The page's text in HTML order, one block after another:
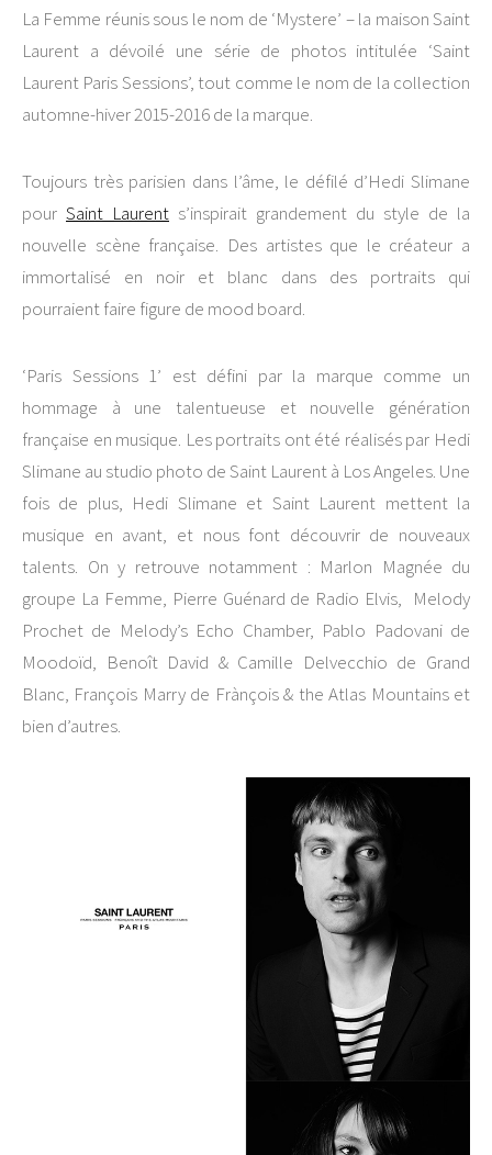
La Femme réunis sous le nom de ‘Mystere’ – la maison Saint
Laurent a dévoilé une série de photos intitulée ‘Saint
Laurent Paris Sessions’, tout comme le nom de la collection
automne-hiver 2015-2016 de la marque.
Toujours très parisien dans l’âme, le défilé d’Hedi Slimane
pour Saint Laurent s’inspirait grandement du style de la
nouvelle scène française. Des artistes que le créateur a
immortalisé en noir et blanc dans des portraits qui
pourraient faire figure de mood board.
‘Paris Sessions 1’ est défini par la marque comme un
hommage à une talentueuse et nouvelle génération
française en musique. Les portraits ont été réalisés par Hedi
Slimane au studio photo de Saint Laurent à Los Angeles. Une
fois de plus, Hedi Slimane et Saint Laurent mettent la
musique en avant, et nous font découvrir de nouveaux
talents. On y retrouve notamment : Marlon Magnée du
groupe La Femme, Pierre Guénard de Radio Elvis, Melody
Prochet de Melody’s Echo Chamber, Pablo Padovani de
Moodoïd, Benoît David & Camille Delvecchio de Grand
Blanc, François Marry de Frànçois & the Atlas Mountains et
bien d’autres.